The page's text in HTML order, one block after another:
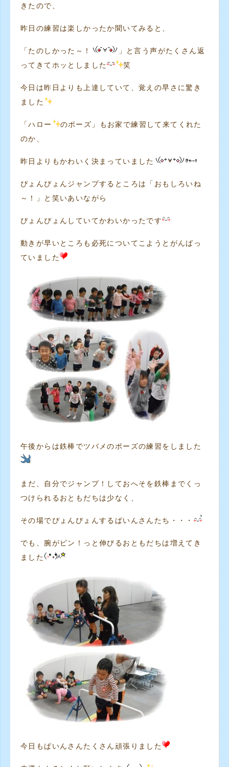
きたので、
昨日の練習は楽しかったか聞いてみると、
「たのしかった～！
」と言う声がたくさん返
ってきてホッとしました
笑
今日は昨日よりも上達していて、覚えの早さに驚き
ました
「ハロー
のポーズ」もお家で練習して来てくれた
のか、
昨日よりもかわいく決まっていました
ぴょんぴょんジャンプするところは「おもしろいね
～！」と笑いあいながら
ぴょんぴょんしていてかわいかったです
動きが早いところも必死についてこようとがんばっ
ていました
午後からは鉄棒でツバメのポーズの練習をしました
まだ、自分でジャンプ！しておへそを鉄棒までくっ
つけられるおともだちは少なく、
その場でぴょんぴょんするぱいんさんたち・・・
でも、腕がピン！っと伸びるおともだちは増えてき
ました
今日もぱいんさんたくさん頑張りました